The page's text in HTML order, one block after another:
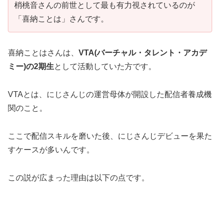
梢桃音さんの前世として最も有力視されているのが
「喜納ことは」さんです。
喜納ことはさんは、 VTA(バーチャル・タレント・アカデ
ミー)の2期生として活動していた方です。
VTAとは、にじさんじの運営母体が開設した配信者養成機
関のこと。
ここで配信スキルを磨いた後、にじさんじデビューを果た
すケースが多いんです。
この説が広まった理由は以下の点です。